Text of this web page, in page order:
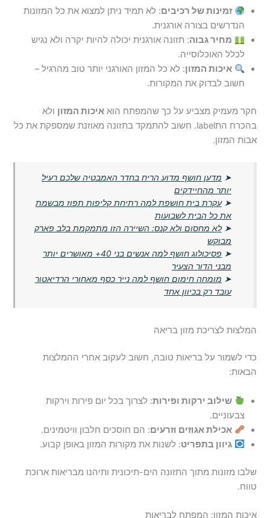
זמינות של רכיבים: לא תמיד ניתן למצוא את כל המזונות
הנדרשים בצורה אורגנית.
מחיר גבוה: תזונה אורגנית יכולה להיות יקרה ולא נגיש
לכלל האוכלוסייה.
איכות המזון: לא כל המזון האורגני יותר טוב מהרגיל –
חשוב לבדוק את המקורות.
חקר מעמיק מצביע על כך שהמפתח הואאיכות המזון ולא
בהכרח התlabel. חשוב להתמקד בתזונה מאוזנת שמספקת את כל
אבות המזון.
➤ מדען חושף מדוע הריח בחדר האמבטיה שלכם רעיל
יותר מהחיידקים
➤עקרת בית חושפת למה רתיחת קליפות תפוז מבשמת
את כל הבית לשבועות
➤לא מחסום ולא קנס: השיירה הזו מתמקמת בלב פארק
מבוקש
➤
פסיכולוג חושף למה אנשים בני 40+ מאושרים יותר
מבני הדור הצעיר
➤ מומחה חימום חושף למה נייר כסף מאחורי הרדיאטור
עובד רק בכיוון אחד
המלצות לצריכת מזון בריאה
כדי לשמור על בריאות טובה, חשוב לעקוב אחרי ההמלצות
הבאות:
שילוב ירקות ופירות: לצרוך בכל יום פירות וירקות
צבעוניים.
אכילת אגוזים וזרעים: הם חוסכים חלבון וויטמינים.
גיוון בתפריט: לשנות את מקורות המזון באופן קבוע.
שלבו מזונות מתוך התזונה הים-תיכונית ותיהנו מבריאות ארוכת
טווח.
איכות המזון: המפתח לבריאות